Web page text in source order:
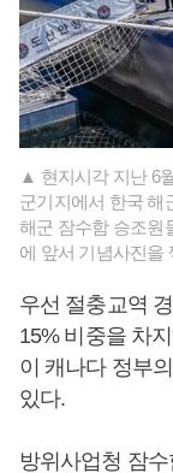
▲ 현지시각 지난 6
군기지에서 한국 해
해군 잠수함 승조원
에 앞서 기념사진을
우선 절충교역
15% 비중을 차
이 캐나다 정부
있다.
방위사업청 잠